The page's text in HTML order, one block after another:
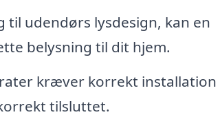
til udendørs lysdesign, kan en
belysning til dit hjem.
kræver korrekt
tilsluttet.